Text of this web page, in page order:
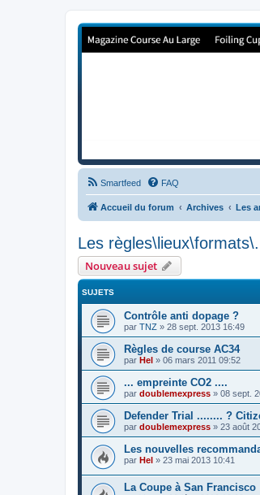
Forum de Cup In
Smartfeed FAQ
Accueil du forum Archives Les
Les
Nouveau sujet
SUJETS
Contrôle anti dopage ?
par TNZ » 28 sept. 2013 16:49
Règles de course AC34
par Hel » 06 mars 2011 09:52
... empreinte CO2 ....
par doublemexpress » 08 sept.
Defender Trial ........ ?
par doublemexpress » 23 août
Les nouvelles
par Hel » 23 mai 2013 10:41
La Coupe à San Francisco